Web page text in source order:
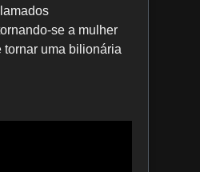
se a mulher
tornar uma bilionária